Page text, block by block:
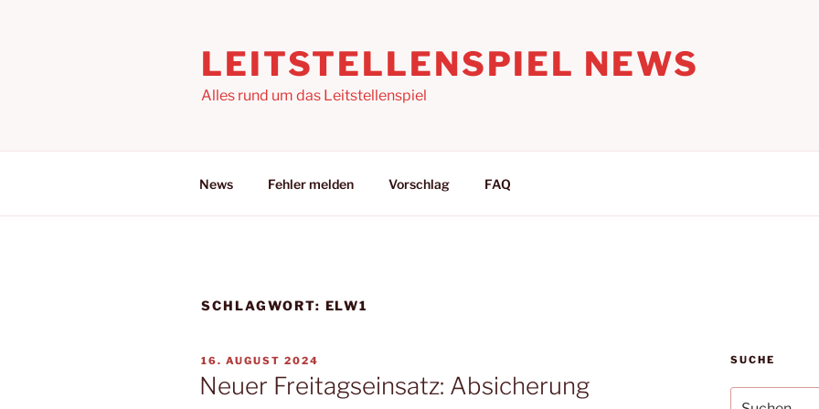
LEITSTELLENSPIEL NEWS
Alles rund um das Leitstellenspiel
News Fehler melden Vorschlag FAQ
SCHLAGWORT: ELW1
VERÖFFENTLICHT
AM
16. AUGUST 2024
Neuer Freitagseinsatz: Absicherung
SUCHE